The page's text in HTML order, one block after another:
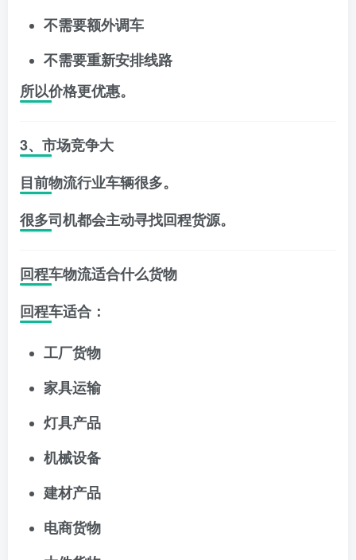
不需要额外调车
不需要重新安排线路
所以价格更优惠。
3、市场竞争大
目前物流行业车辆很多。
很多司机都会主动寻找回程货源。
回程车物流适合什么货物
回程车适合：
工厂货物
家具运输
灯具产品
机械设备
建材产品
电商货物